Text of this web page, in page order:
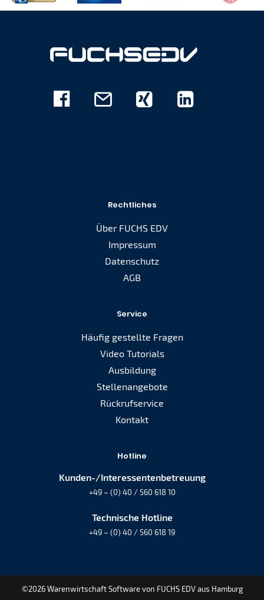
Rechtliches
Über FUCHS EDV
Impressum
Datenschutz
AGB
Service
Häufig gestellte Fragen
Video Tutorials
Ausbildung
Stellenangebote
Rückrufservice
Kontakt
Hotline
Kunden-/Interessentenbetreuung
+49 – (0) 40 / 560 618 10
Technische Hotline
+49 – (0) 40 / 560 618 19
©2026 Warenwirtschaft Software von FUCHS EDV aus Hamburg